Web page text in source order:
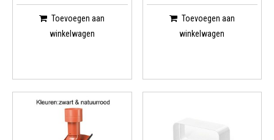
Toevoegen aan
winkelwagen
Toevoegen aan
winkelwagen